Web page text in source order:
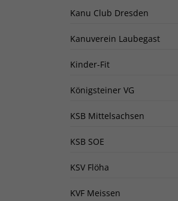
Kanu Club Dresden
Kanuverein Laubegast
Kinder-Fit
Königsteiner VG
KSB Mittelsachsen
KSB SOE
KSV Flöha
KVF Meissen